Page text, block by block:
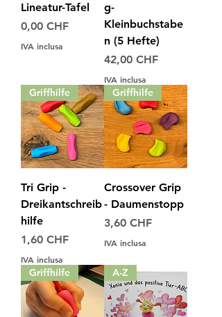
Lineatur-Tafel
Prezzo
0,00 CHF
IVA inclusa
g-
Kleinbuchstabe
n (5 Hefte)
Prezzo
42,00 CHF
IVA inclusa
Griffhilfe
Tri Grip -
Dreikantschreib
hilfe
Prezzo
1,60 CHF
IVA inclusa
Griffhilfe
Crossover Grip
- Daumenstopp
Prezzo
3,60 CHF
IVA inclusa
Griffhilfe A-Z